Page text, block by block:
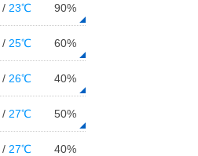
/ 23℃ 90%
/ 25℃ 60%
/ 26℃ 40%
/ 27℃ 50%
/ 27℃ 40%